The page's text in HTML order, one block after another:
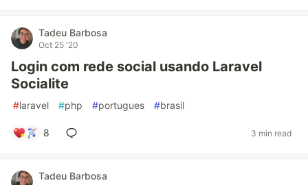
Tadeu Barbosa
Oct 25 '20
Login com rede social usando Laravel
Socialite
#laravel #php #portugues #brasil
8 3 min read
Tadeu Barbosa